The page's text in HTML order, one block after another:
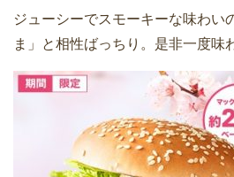
ジューシーでスモーキーな味わい
ま」と相性ばっちり。是非一度味